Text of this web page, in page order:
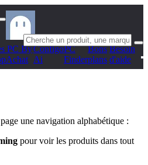
PC ByConfigo
Ai
PC
Finder
Bons
plans
Besoin
d'aide
une navigation alphabétique :
pour voir les produits dans tout